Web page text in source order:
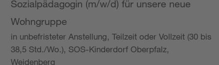
Sozialpädagogin (m/w/d) für unsere neue
Wohngruppe
in unbefristeter Anstellung, Teilzeit oder Vollzeit (30 bis
38,5 Std./Wo.), SOS-Kinderdorf Oberpfalz,
Weidenberg